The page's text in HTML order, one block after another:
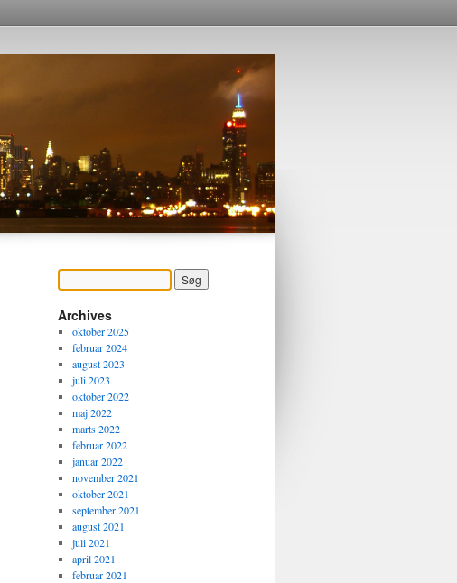
Archives
oktober 2025
februar 2024
august 2023
juli 2023
oktober 2022
maj 2022
marts 2022
februar 2022
januar 2022
november 2021
oktober 2021
september 2021
august 2021
juli 2021
april 2021
februar 2021